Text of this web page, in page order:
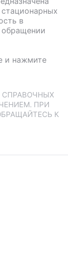
в
обращении
и нажмите
СПРАВОЧНЫХ
ПРИ
К